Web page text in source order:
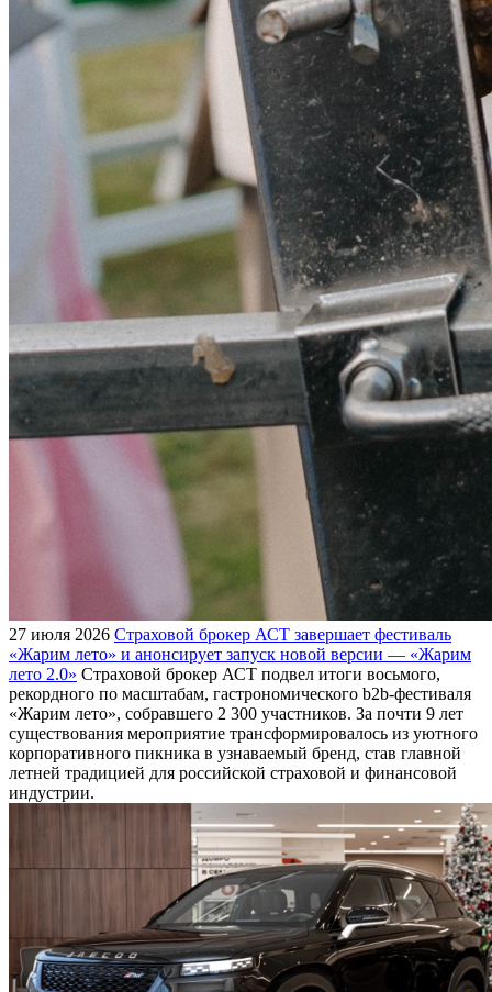
27 июля 2026 Страховой брокер АСТ завершает фестиваль
«Жарим лето» и анонсирует запуск новой версии — «Жарим
лето 2.0» Страховой брокер АСТ подвел итоги восьмого,
рекордного по масштабам, гастрономического b2b-фестиваля
«Жарим лето», собравшего 2 300 участников. За почти 9 лет
существования мероприятие трансформировалось из уютного
корпоративного пикника в узнаваемый бренд, став главной
летней традицией для российской страховой и финансовой
индустрии.